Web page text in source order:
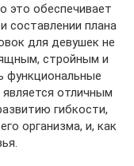
это обеспечивает
составлении плана
для девушек не
стройным и
функциональные
отличным
гибкости,
организма, и, как